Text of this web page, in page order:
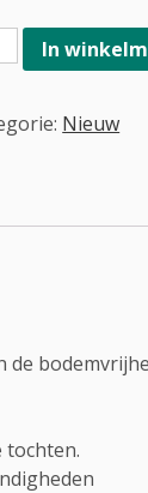
In
Nieuw
tochten.